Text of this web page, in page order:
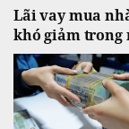
Lãi vay mua
khó giảm trong